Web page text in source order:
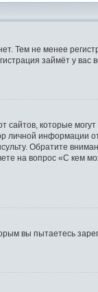
Тем не менее
займёт у вас
сайтов, которые
личной информации
Обратите
на вопрос «С кем
вы пытаетесь